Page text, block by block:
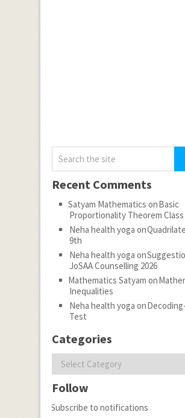
Recent Comments
Satyam Mathematics onBasic
Proportionality Theorem Class
Neha health yoga on
9th
Neha health yoga on
JoSAA Counselling 2026
Mathematics Satyam on
Inequalities
Neha health yoga on
Test
Categories
Categories
Follow
Subscribe to notifications